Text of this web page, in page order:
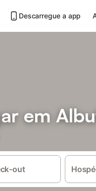
Descarregue a app
em
out